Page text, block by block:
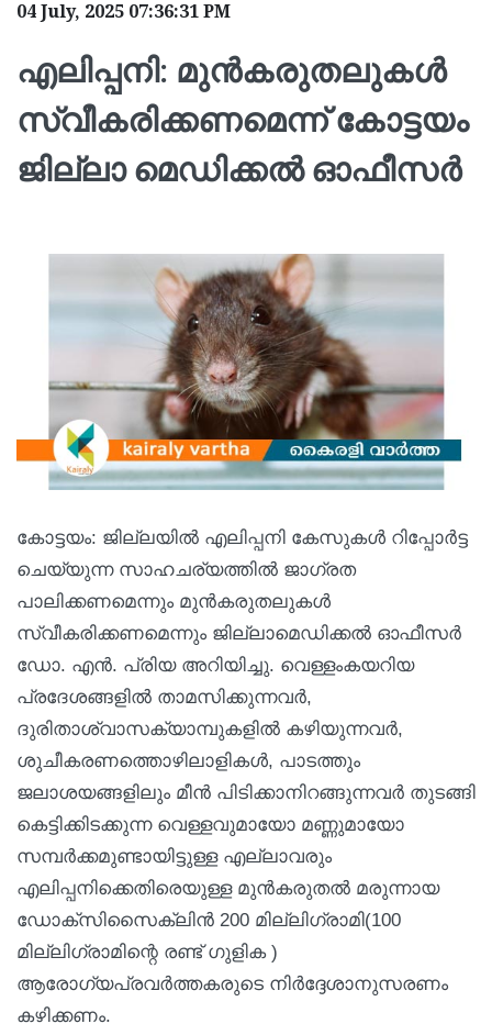
04 July, 2025 07:36:31 PM
എലിപ്പനി: മുൻകരുതലുകൾ
സ്വീകരിക്കണമെന്ന് കോട്ടയം
ജില്ലാ മെഡിക്കൽ ഓഫീസർ
കോട്ടയം: ജില്ലയിൽ എലിപ്പനി കേസുകൾ റിപ്പോർട്ട
ചെയ്യുന്ന സാഹചര്യത്തിൽ ജാഗ്രത
പാലിക്കണമെന്നും മുൻകരുതലുകൾ
സ്വീകരിക്കണമെന്നും ജില്ലാമെഡിക്കൽ ഓഫീസർ
ഡോ. എൻ. പ്രിയ അറിയിച്ചു. വെള്ളംകയറിയ
പ്രദേശങ്ങളിൽ താമസിക്കുന്നവർ,
ദുരിതാശ്വാസക്യാമ്പുകളിൽ കഴിയുന്നവർ,
ശുചീകരണത്തൊഴിലാളികൾ, പാടത്തും
ജലാശയങ്ങളിലും മീൻ പിടിക്കാനിറങ്ങുന്നവർ തുടങ്ങി
കെട്ടിക്കിടക്കുന്ന വെള്ളവുമായോ മണ്ണുമായോ
സമ്പർക്കമുണ്ടായിട്ടുള്ള എല്ലാവരും
എലിപ്പനിക്കെതിരെയുള്ള മുൻകരുതൽ മരുന്നായ
ഡോക്‌സിസൈക്ലിൻ 200 മില്ലിഗ്രാമി(100
മില്ലിഗ്രാമിന്റെ രണ്ട് ഗുളിക )
ആരോഗ്യപ്രവർത്തകരുടെ നിർദ്ദേശാനുസരണം
കഴിക്കണം.